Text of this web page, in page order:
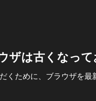
ザは古くなっ
ために、ブラウザを最